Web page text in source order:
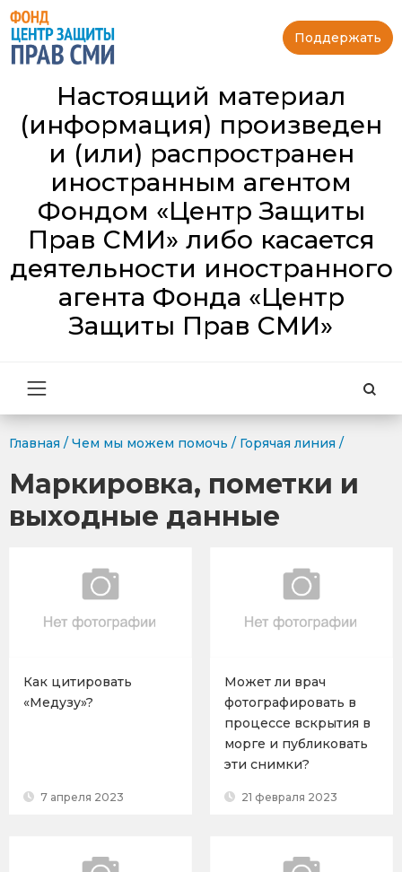
Поддержать
Настоящий материал
(информация) произведен
и (или) распространен
иностранным агентом
Фондом «Центр Защиты
Прав СМИ» либо касается
деятельности иностранного
агента Фонда «Центр
Защиты Прав СМИ»
Главная / Чем мы можем помочь / Горячая линия /
Маркировка, пометки и
выходные данные
Как цитировать
«Медузу»?
7 апреля 2023
Может ли врач
фотографировать в
процессе вскрытия в
морге и публиковать
эти снимки?
21 февраля 2023